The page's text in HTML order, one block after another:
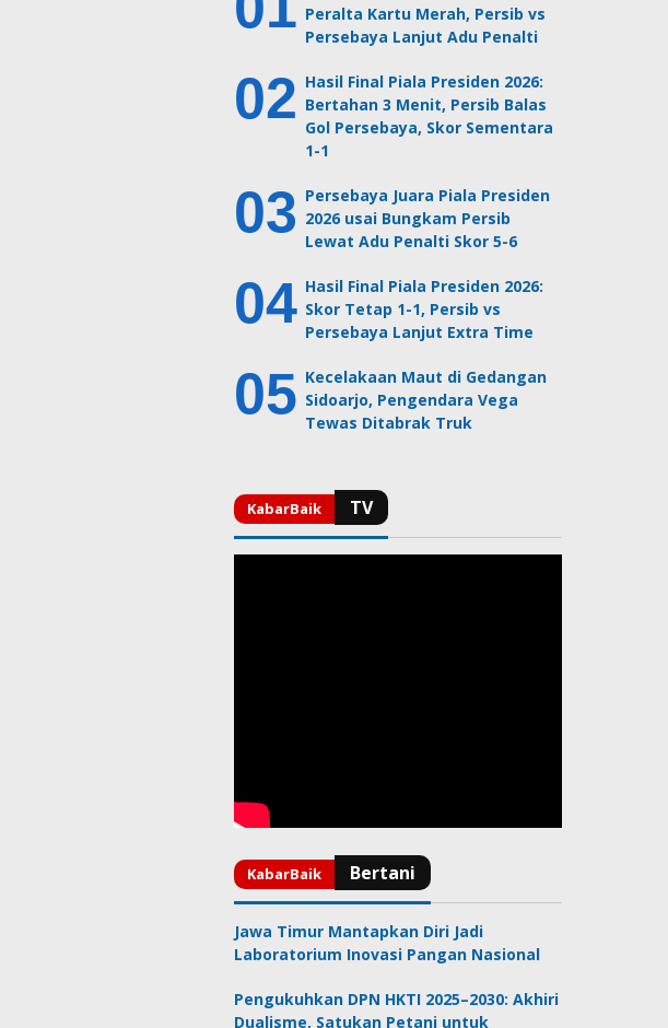
Peralta Kartu Merah, Persib vs
Persebaya Lanjut Adu Penalti
Hasil Final Piala Presiden 2026:
Bertahan 3 Menit, Persib Balas
Gol Persebaya, Skor Sementara
1-1
Persebaya Juara Piala Presiden
2026 usai Bungkam Persib
Lewat Adu Penalti Skor 5-6
Hasil Final Piala Presiden 2026:
Skor Tetap 1-1, Persib vs
Persebaya Lanjut Extra Time
Kecelakaan Maut di Gedangan
Sidoarjo, Pengendara Vega
Tewas Ditabrak Truk
Jawa Timur Mantapkan Diri Jadi
Laboratorium Inovasi Pangan Nasional
Pengukuhkan DPN HKTI 2025–2030: Akhiri
Dualisme, Satukan Petani untuk